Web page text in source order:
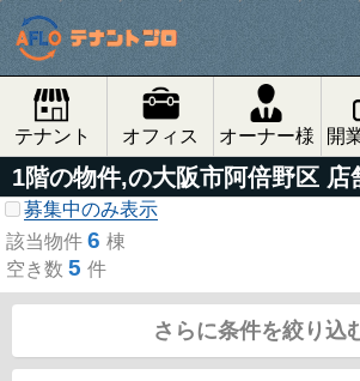
テナント オフィス オーナー様 開
1階の物件,の大阪市阿倍野区 店
募集中のみ表示
該当物件 6 棟
空き数 5 件
さらに条件を絞り込